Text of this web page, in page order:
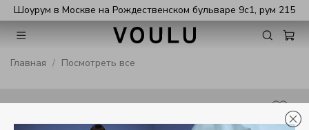
Шоурум в Москве на Рождественском бульваре 9с1, рум 215
Главная Посмотреть все